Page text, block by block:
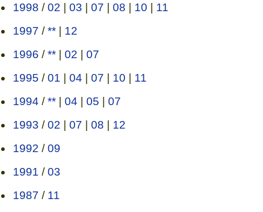
1998 /02 | 03 | 07 | 08 | 10 | 11
1997 /**| 12
1996 /**| 02 | 07
1995 /01 | 04 | 07 | 10 | 11
1994 /**| 04 | 05 | 07
1993 /02 | 07 | 08 | 12
1992 /09
1991 /03
1987 / 11